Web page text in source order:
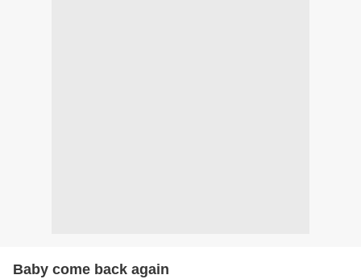
Baby come back again